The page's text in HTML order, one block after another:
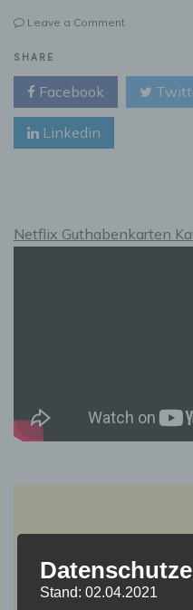
Leave a Commenton
Mallorca:
SHARE
Facebook
Linkedin
Netflix Guthabenkarten
Stand: 02.04.2021